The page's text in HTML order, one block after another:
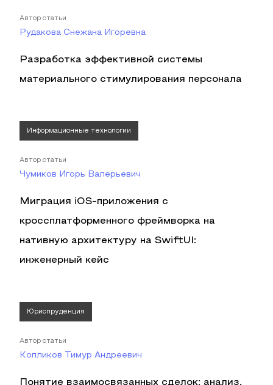
Автор статьи
Рудакова Снежана Игоревна
Разработка эффективной системы
материального стимулирования персонала
Информационные технологии
Автор статьи
Чумиков Игорь Валерьевич
Миграция iOS-приложения с
кроссплатформенного фреймворка на
нативную архитектуру на SwiftUI:
инженерный кейс
Юриспруденция
Автор статьи
Копликов Тимур Андреевич
Понятие взаимосвязанных сделок: анализ,